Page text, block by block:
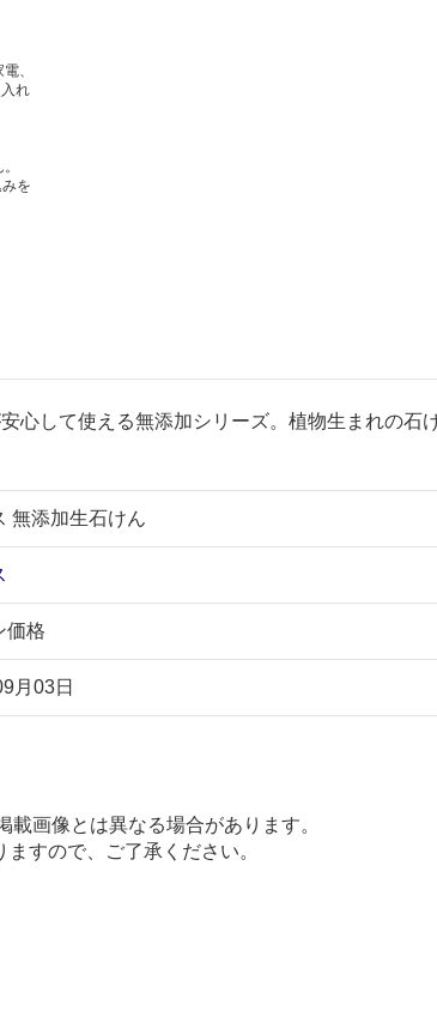
、
れ
を
心して使える無添加シリーズ。植物生まれの
無添加生石けん
価格
月03日
画像とは異なる場合があります。
すので、ご了承ください。